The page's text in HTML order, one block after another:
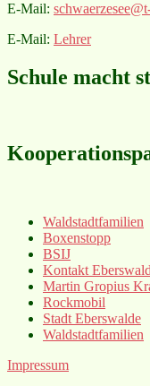
E-Mail:
E-Mail: Lehrer
Schule macht
Waldstadtfamilien
Boxenstopp
BSIJ
Kontakt
Martin Gropius
Rockmobil
Stadt Eberswalde
Waldstadtfamilien
Impressum